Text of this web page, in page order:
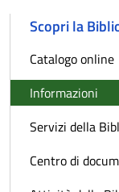
Scopri la
Catalogo online
Informazioni
Servizi della
Centro di